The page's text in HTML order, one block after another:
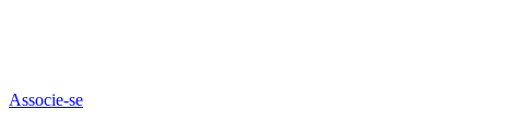
Associe-se